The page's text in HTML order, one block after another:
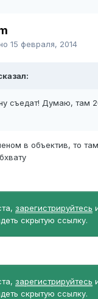
15 февраля, 2014
съедат! Думаю, там
в объектив, то
зарегистрируйтесь
скрытую ссылку.
зарегистрируйтесь
скрытую ссылку.